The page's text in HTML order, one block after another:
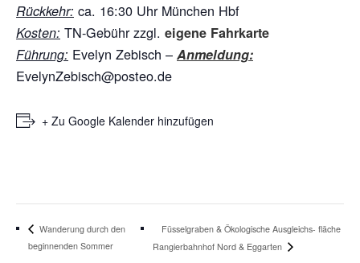
Rückkehr: ca. 16:30 Uhr München Hbf
Kosten: TN-Gebühr zzgl. eigene Fahrkarte
Führung: Evelyn Zebisch – Anmeldung:
EvelynZebisch@posteo.de
+ Zu Google Kalender hinzufügen
Wanderung durch den
beginnenden Sommer
Füsselgraben & Ökologische Ausgleichs- fläche
Rangierbahnhof Nord & Eggarten